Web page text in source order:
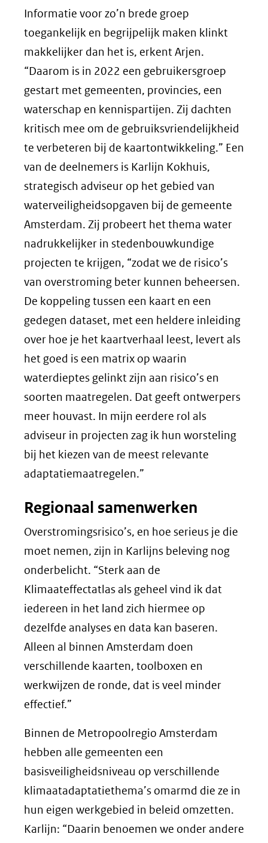
Informatie voor zo’n brede groep
toegankelijk en begrijpelijk maken klinkt
makkelijker dan het is, erkent Arjen.
“Daarom is in 2022 een gebruikersgroep
gestart met gemeenten, provincies, een
waterschap en kennispartijen. Zij dachten
kritisch mee om de gebruiksvriendelijkheid
te verbeteren bij de kaartontwikkeling.” Een
van de deelnemers is Karlijn Kokhuis,
strategisch adviseur op het gebied van
waterveiligheidsopgaven bij de gemeente
Amsterdam. Zij probeert het thema water
nadrukkelijker in stedenbouwkundige
projecten te krijgen, “zodat we de risico’s
van overstroming beter kunnen beheersen.
De koppeling tussen een kaart en een
gedegen dataset, met een heldere inleiding
over hoe je het kaartverhaal leest, levert als
het goed is een matrix op waarin
waterdieptes gelinkt zijn aan risico’s en
soorten maatregelen. Dat geeft ontwerpers
meer houvast. In mijn eerdere rol als
adviseur in projecten zag ik hun worsteling
bij het kiezen van de meest relevante
adaptatiemaatregelen.”
Regionaal samenwerken
Overstromingsrisico’s, en hoe serieus je die
moet nemen, zijn in Karlijns beleving nog
onderbelicht. “Sterk aan de
Klimaateffectatlas als geheel vind ik dat
iedereen in het land zich hiermee op
dezelfde analyses en data kan baseren.
Alleen al binnen Amsterdam doen
verschillende kaarten, toolboxen en
werkwijzen de ronde, dat is veel minder
effectief.”
Binnen de Metropoolregio Amsterdam
hebben alle gemeenten een
basisveiligheidsniveau op verschillende
klimaatadaptatiethema’s omarmd die ze in
hun eigen werkgebied in beleid omzetten.
Karlijn: “Daarin benoemen we onder andere